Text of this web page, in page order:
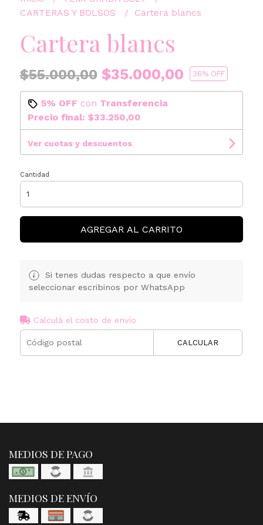
CARTERAS Y BOLSOS
Cartera blancs
Cartera blancs
$55.000,00$35.000,00 36% OFF
5% OFF con Transferencia
Precio final: $33.250,00
Ver cuotas y descuentos
Cantidad
AGREGAR AL CARRITO
Si tenes dudas respecto a que envío
seleccionar escribinos por WhatsApp
Calculá el costo de envío
CALCULAR
MEDIOS DE PAGO
MEDIOS DE ENVÍO